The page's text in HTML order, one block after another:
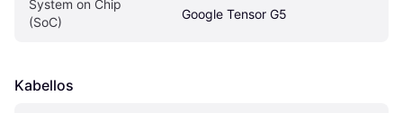
System on Chip
(SoC)
Google Tensor G5
Kabellos